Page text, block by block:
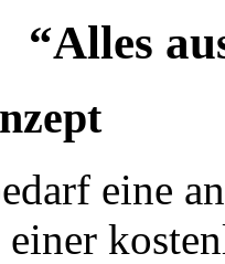
“Alles
eine